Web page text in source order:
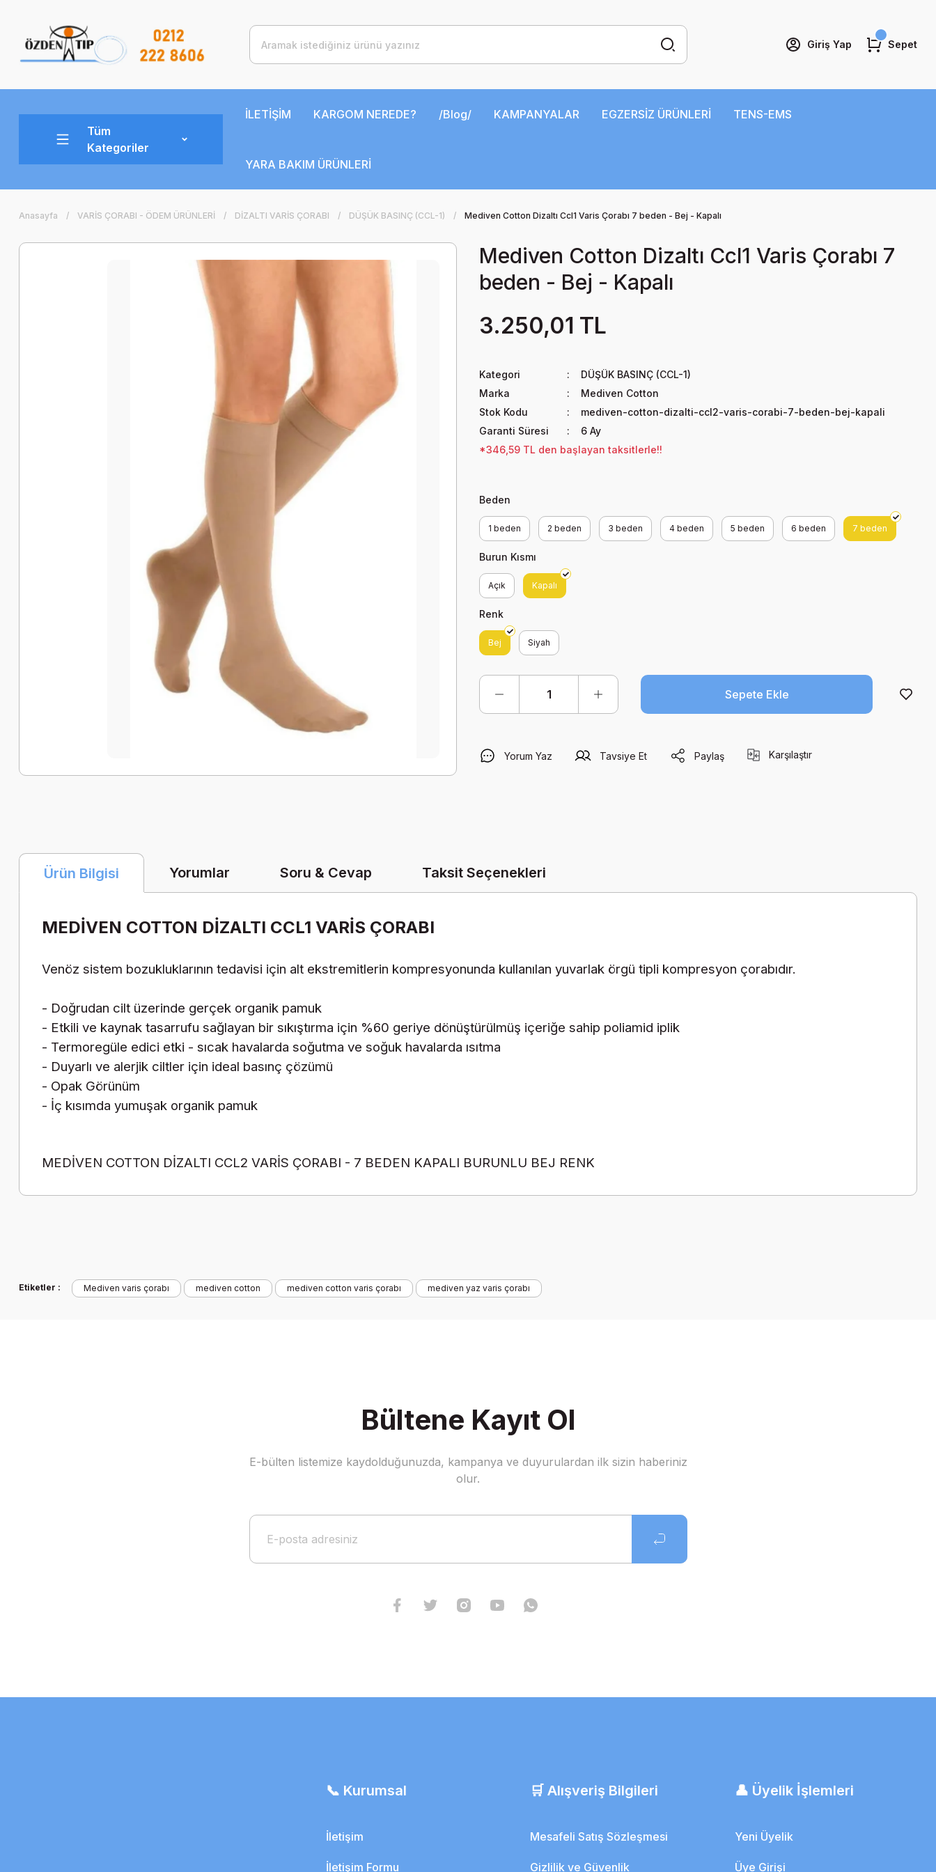
Giriş Yap Sepet
Tüm
Kategoriler
İLETİŞİM KARGOM NEREDE? /Blog/ KAMPANYALAR EGZERSİZ ÜRÜNLERİ TENS-EMS
YARA BAKIM ÜRÜNLERİ
Anasayfa VARİS ÇORABI - ÖDEM ÜRÜNLERİ DİZALTI VARİS ÇORABI DÜŞÜK BASINÇ (CCL-1) Mediven Cotton Dizaltı Ccl1 Varis Çorabı 7 beden - Bej - Kapalı
Mediven Cotton Dizaltı Ccl1 Varis Çorabı 7
beden - Bej - Kapalı
3.250,01 TL
Kategori
DÜŞÜK BASINÇ (CCL-1)
Marka
Mediven Cotton
Stok Kodu
mediven-cotton-dizalti-ccl2-varis-corabi-7-beden-bej-kapali
Garanti Süresi
6 Ay
*346,59 TL den başlayan taksitlerle!!
Beden
1 beden 2 beden 3 beden 4 beden 5 beden 6 beden 7 beden
Burun Kısmı
Açık Kapalı
Renk
Bej Siyah
Sepete Ekle
Yorum Yaz Tavsiye Et Paylaş Karşılaştır
Ürün Bilgisi Yorumlar Soru & Cevap Taksit Seçenekleri
MEDİVEN COTTON DİZALTI CCL1 VARİS ÇORABI
Venöz sistem bozukluklarının tedavisi için alt ekstremitlerin kompresyonunda kullanılan yuvarlak örgü tipli kompresyon çorabıdır.
- Doğrudan cilt üzerinde gerçek organik pamuk
- Etkili ve kaynak tasarrufu sağlayan bir sıkıştırma için %60 geriye dönüştürülmüş içeriğe sahip poliamid iplik
- Termoregüle edici etki - sıcak havalarda soğutma ve soğuk havalarda ısıtma
- Duyarlı ve alerjik ciltler için ideal basınç çözümü
- Opak Görünüm
- İç kısımda yumuşak organik pamuk
MEDİVEN COTTON DİZALTI CCL2 VARİS ÇORABI - 7 BEDEN KAPALI BURUNLU BEJ RENK
Yorum Yaz
Soru Sor
Etiketler : Mediven varis çorabı mediven cotton mediven cotton varis çorabı mediven yaz varis çorabı
Bültene Kayıt Ol
E-bülten listemize kaydolduğunuzda, kampanya ve duyurulardan ilk sizin haberiniz
olur.
📞 Kurumsal
İletişim
İletişim Formu
🛒 Alışveriş Bilgileri
Mesafeli Satış Sözleşmesi
Gizlilik ve Güvenlik
👤 Üyelik İşlemleri
Yeni Üyelik
Üye Girişi